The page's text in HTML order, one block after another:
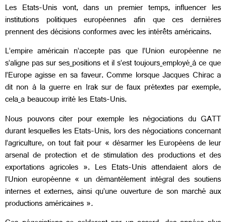
Les Etats-Unis vont, dans un premier temps, influencer les
institutions politiques européennes afin que ces dernières
prennent des décisions conformes avec les intérêts américains.
L’empire américain n’accepte pas que l’Union européenne ne
s’aligne pas sursespositions et ils’est toujoursemployéà ce que
l’Europe agisse en sa faveur. Comme lorsque Jacques Chirac a
dit non à la guerre en Irak sur de faux prétextes par exemple,
celaa beaucoup irrité les Etats-Unis.
Nous pouvons citer pour exemple les négociations du GATT
durant lesquelles les Etats-Unis, lors des négociations concernant
l’agriculture, on tout fait pour « désarmer les Européens de leur
arsenal de protection et de stimulation des productions et des
exportations agricoles ». Les Etats-Unis attendaient alors de
l’Union européenne « un démantèlement intégral des soutiens
internes et externes, ainsi qu’une ouverture de son marché aux
productions américaines ».